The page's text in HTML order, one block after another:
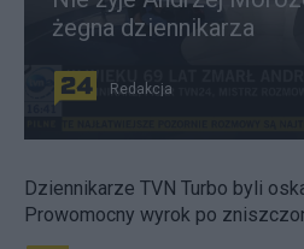
żegna dziennikarza
Redakcja
Dziennikarze TVN Turbo byli
Prowomocny wyrok po